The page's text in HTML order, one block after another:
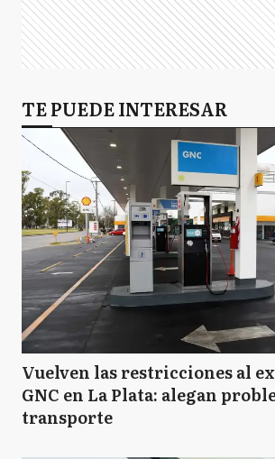
TE PUEDE INTERESAR
Vuelven las restricciones al
GNC en La Plata: alegan
transporte